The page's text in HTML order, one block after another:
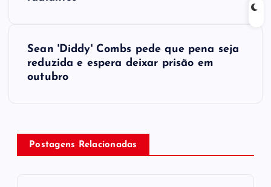
v
Sean 'Diddy' Combs pede que pena seja
reduzida e espera deixar prisão em
outubro
Postagens Relacionadas